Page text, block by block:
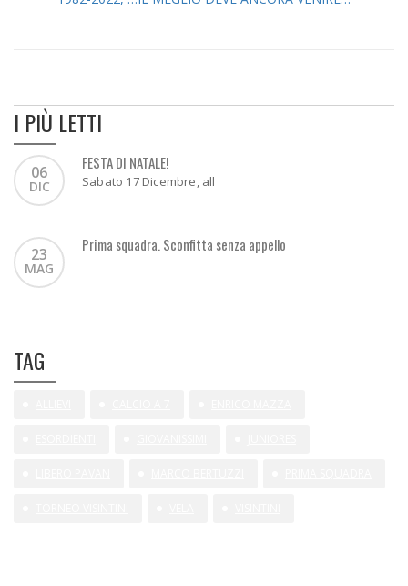
I PIÙ LETTI
06
DIC
FESTA DI NATALE!
Sabato 17 Dicembre, all
23
MAG
Prima squadra. Sconfitta senza appello
TAG